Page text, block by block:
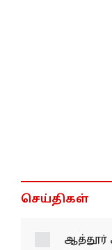
செய்திகள்
ஆத்தூர்